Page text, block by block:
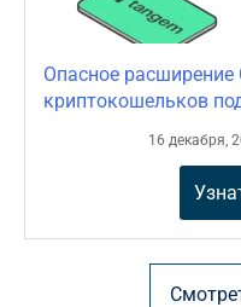
Опасное расширение
криптокошельков
16 декабря,